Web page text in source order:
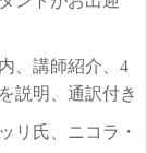
、講師紹介、4
説明、通訳付き
リ氏、ニコラ・